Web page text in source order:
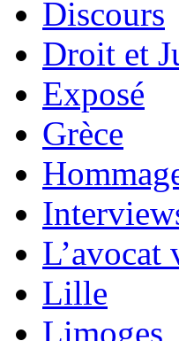
Discours
Droit et
Exposé
Grèce
Lille
Limoges